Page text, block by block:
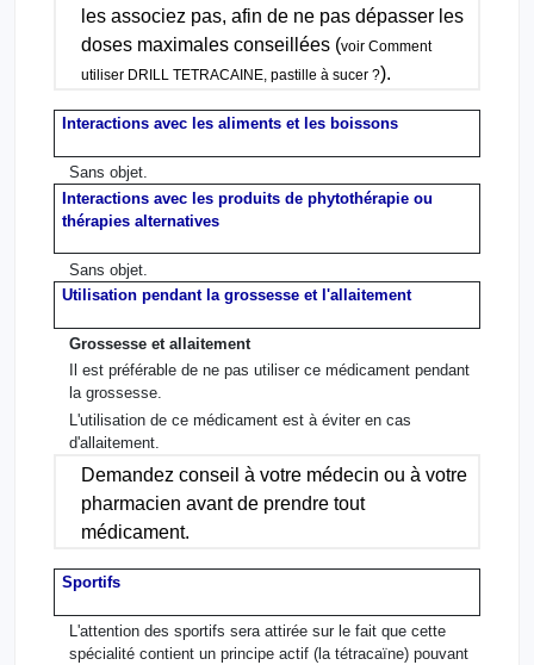
les associez pas, afin de ne pas dépasser les
doses maximales conseillées (voir Comment
utiliser DRILL TETRACAINE, pastille à sucer ?).
Interactions avec les aliments et les boissons
Sans objet.
Interactions avec les produits de phytothérapie ou
thérapies alternatives
Sans objet.
Utilisation pendant la grossesse et l'allaitement
Grossesse et allaitement
Il est préférable de ne pas utiliser ce médicament pendant
la grossesse.
L'utilisation de ce médicament est à éviter en cas
d'allaitement.
Demandez conseil à votre médecin ou à votre
pharmacien avant de prendre tout
médicament.
Sportifs
L'attention des sportifs sera attirée sur le fait que cette
spécialité contient un principe actif (la tétracaïne) pouvant